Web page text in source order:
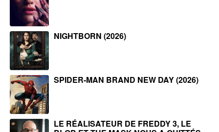
NIGHTBORN (2026)
SPIDER-MAN BRAND NEW DAY (2026)
LE RÉALISATEUR DE FREDDY 3, LE